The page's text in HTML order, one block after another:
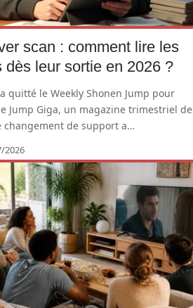
scan : comment lire les
dès leur sortie en 2026 ?
quitté le Weekly Shonen Jump pour
Jump Giga, un magazine trimestriel de
changement de support a…
2026